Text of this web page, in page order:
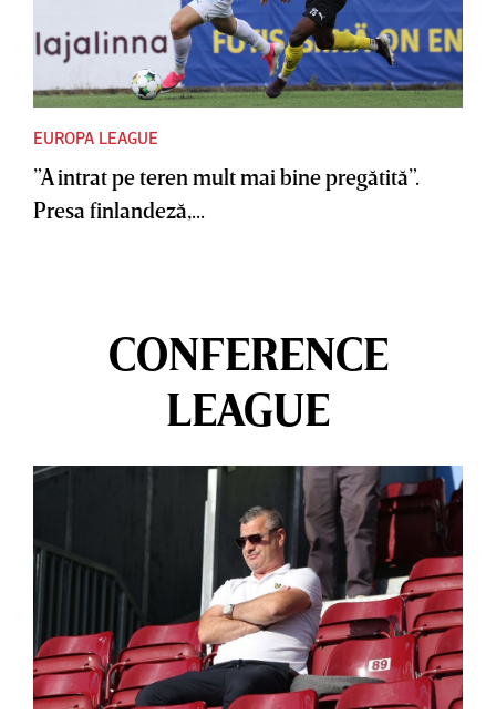
EUROPA LEAGUE
”A intrat pe teren mult mai bine pregătită”.
Presa finlandeză,...
CONFERENCE
LEAGUE